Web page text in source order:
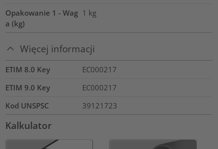
Opakowanie 1 - Wag
a (kg)
1 kg
Więcej informacji
ETIM 8.0 Key
EC000217
ETIM 9.0 Key
EC000217
Kod UNSPSC
39121723
Kalkulator